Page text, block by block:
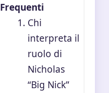
Frequenti
Chi
interpreta il
ruolo di
Nicholas
“Big Nick”